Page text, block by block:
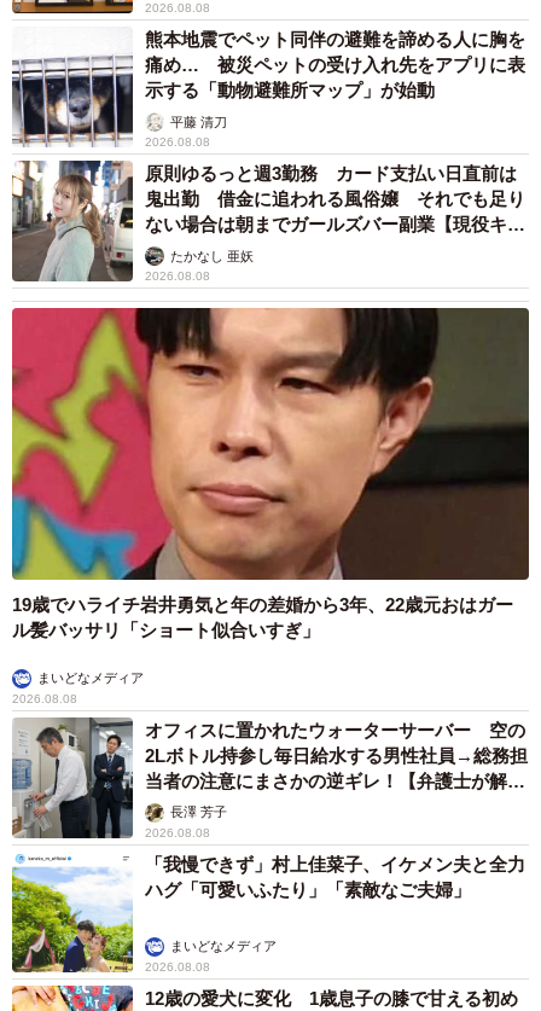
2026.08.08
熊本地震でペット同伴の避難を諦める人に胸を
痛め… 被災ペットの受け入れ先をアプリに表
示する「動物避難所マップ」が始動
平藤 清刀
2026.08.08
原則ゆるっと週3勤務 カード支払い日直前は
鬼出勤 借金に追われる風俗嬢 それでも足り
ない場合は朝までガールズバー副業【現役キャ
ストに取材】
たかなし 亜妖
2026.08.08
19歳でハライチ岩井勇気と年の差婚から3年、22歳元おはガー
ル髪バッサリ「ショート似合いすぎ」
まいどなメディア
2026.08.08
オフィスに置かれたウォーターサーバー 空の
2Lボトル持参し毎日給水する男性社員→総務担
当者の注意にまさかの逆ギレ！【弁護士が解
説】長澤 芳子
2026.08.08
「我慢できず」村上佳菜子、イケメン夫と全力
ハグ「可愛いふたり」「素敵なご夫婦」
まいどなメディア
2026.08.08
12歳の愛犬に変化 1歳息子の膝で甘える初め